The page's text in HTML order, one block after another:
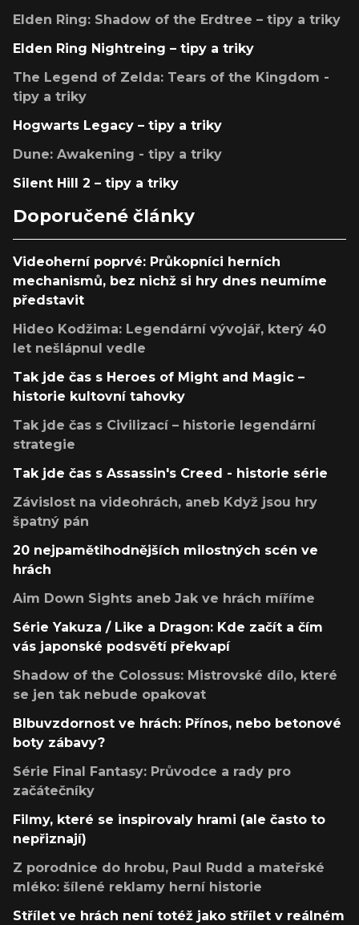
Elden Ring: Shadow of the Erdtree – tipy a triky
Elden Ring Nightreing – tipy a triky
The Legend of Zelda: Tears of the Kingdom -
tipy a triky
Hogwarts Legacy – tipy a triky
Dune: Awakening - tipy a triky
Silent Hill 2 – tipy a triky
Doporučené články
Videoherní poprvé: Průkopníci herních
mechanismů, bez nichž si hry dnes neumíme
představit
Hideo Kodžima: Legendární vývojář, který 40
let nešlápnul vedle
Tak jde čas s Heroes of Might and Magic –
historie kultovní tahovky
Tak jde čas s Civilizací – historie legendární
strategie
Tak jde čas s Assassin's Creed - historie série
Závislost na videohrách, aneb Když jsou hry
špatný pán
20 nejpamětihodnějších milostných scén ve
hrách
Aim Down Sights aneb Jak ve hrách míříme
Série Yakuza / Like a Dragon: Kde začít a čím
vás japonské podsvětí překvapí
Shadow of the Colossus: Mistrovské dílo, které
se jen tak nebude opakovat
Blbuvzdornost ve hrách: Přínos, nebo betonové
boty zábavy?
Série Final Fantasy: Průvodce a rady pro
začátečníky
Filmy, které se inspirovaly hrami (ale často to
nepřiznají)
Z porodnice do hrobu, Paul Rudd a mateřské
mléko: šílené reklamy herní historie
Střílet ve hrách není totéž jako střílet v reálném